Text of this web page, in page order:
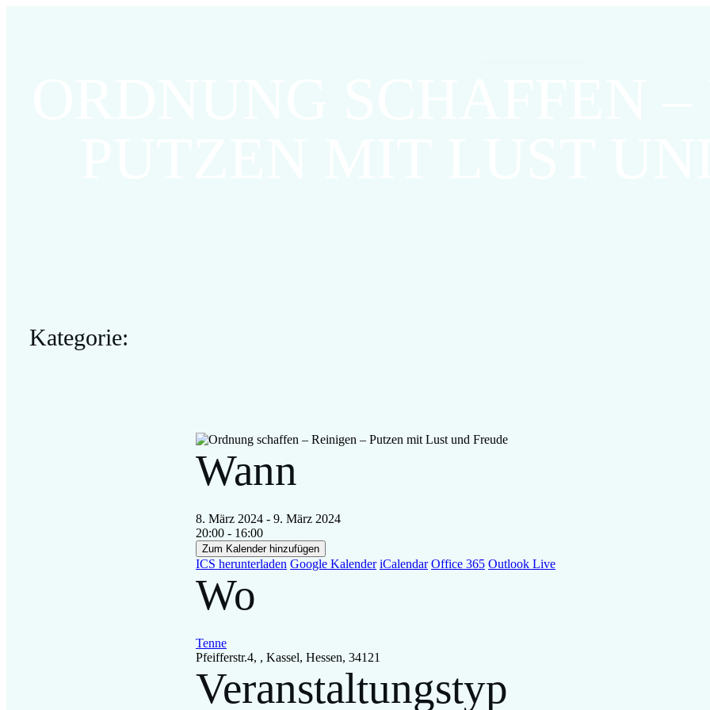
Kategorie:
Wann
8. März 2024 - 9. März 2024
20:00 - 16:00
Zum Kalender hinzufügen
ICS herunterladen Google Kalender iCalendar Office 365 Outlook Live
Wo
Tenne
Pfeifferstr.4, , Kassel, Hessen, 34121
Veranstaltungstyp